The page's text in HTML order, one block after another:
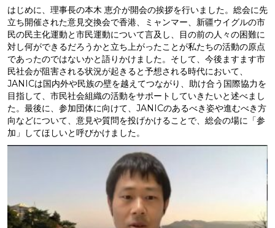
はじめに、理事長の本木 恵介が開会の挨拶を行いました。総会に先
立ち開催された意見交換会で香港、ミャンマー、新疆ウイグルの市
民の民主化運動と市民運動について言及し、目の前の人々の困難に
対し何ができるだろうかと立ち上がったことが私たちの活動の原点
であったのではないかと語りかけました。そして、今後ますます市
民社会が阻害される状況が起きると予想される時代において、
JANICは国内外や民族の壁を越えてつながり、助け合う国際協力を
目指して、市民社会組織の活動をサポートしていきたいと述べまし
た。最後に、参加団体に向けて、JANICのあるべき姿や進むべき方
向などについて、意見や質問を投げかけることで、総会の場に「参
加」してほしいと呼びかけました。